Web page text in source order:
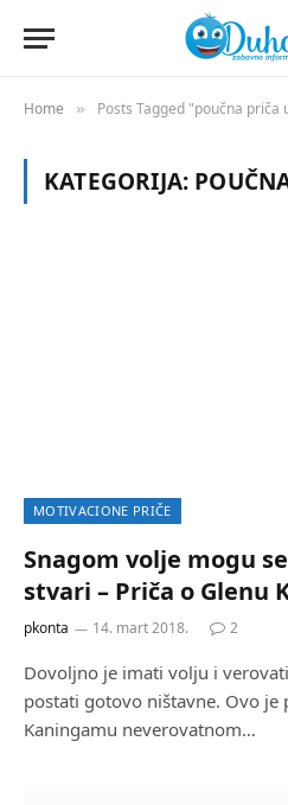
Home » Posts Tagged "poučna priča
KATEGORIJA:
MOTIVACIONE PRIČE
Snagom volje mogu
stvari – Priča o Glenu
pkonta 14. mart 2018. 2
Dovoljno je imati volju i
postati gotovo ništavne. Ovo je
Kaningamu neverovatnom…